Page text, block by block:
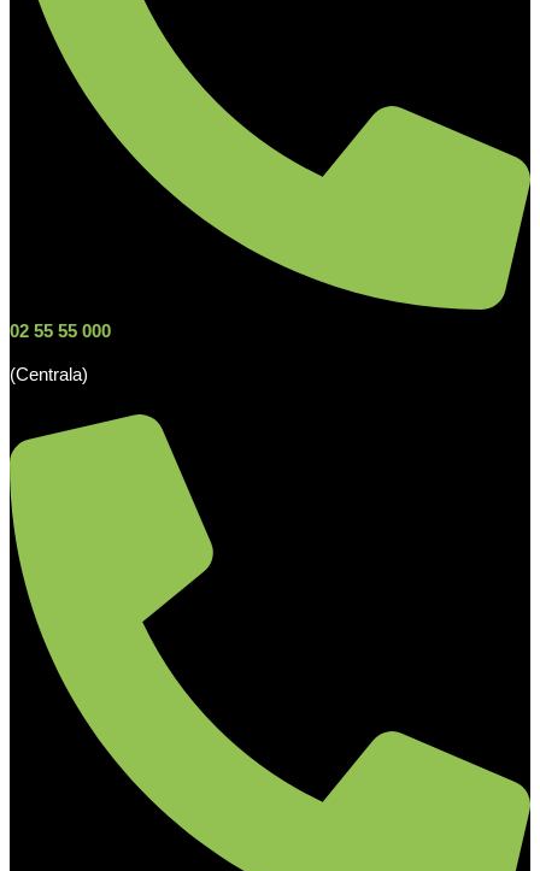
02 55 55 000
(Centrala)